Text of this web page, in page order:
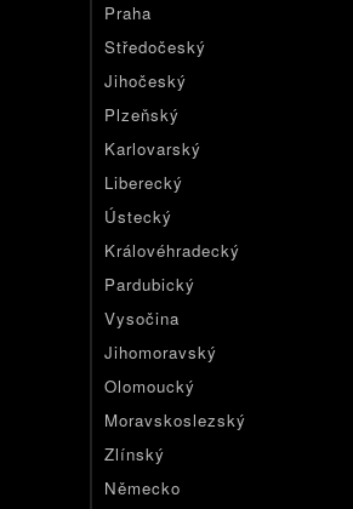
Praha
Středočeský
Jihočeský
Plzeňský
Karlovarský
Liberecký
Ústecký
Královéhradecký
Pardubický
Vysočina
Jihomoravský
Olomoucký
Moravskoslezský
Zlínský
Německo